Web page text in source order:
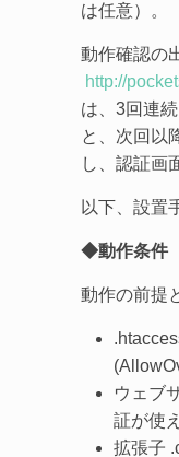
は任意）。
動作確認の
http://
は、3回連
と、次回以
し、認証画
以下、設置
◆動作条件
動作の前提
ウェブ
証が使
拡張子